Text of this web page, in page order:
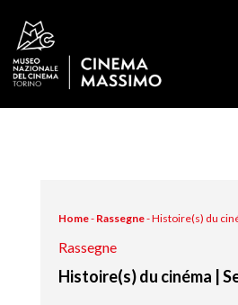
Home- Rassegne-Histoire(s) du
Rassegne
Histoire(s) du cinéma |